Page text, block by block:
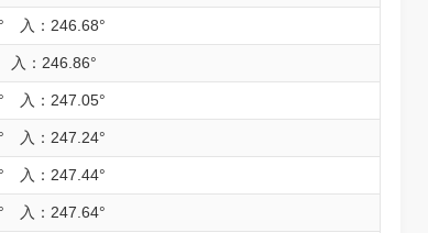
入：246.68°
入：246.86°
入：247.05°
入：247.24°
入：247.44°
入：247.64°